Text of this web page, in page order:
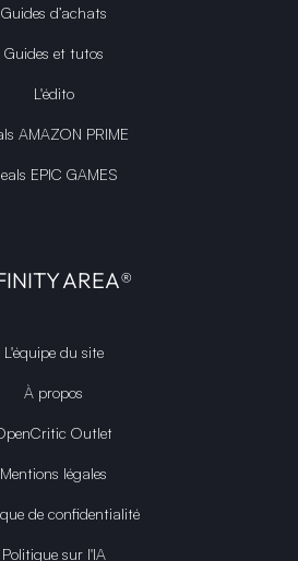
Guides d’achats
Guides et tutos
L'édito
AMAZON PRIME
EPIC GAMES
AREA®
L'équipe du site
À propos
Outlet
Mentions légales
de confidentialité
Politique sur l'IA